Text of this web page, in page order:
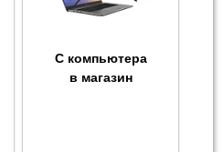
С компьютера
в магазин